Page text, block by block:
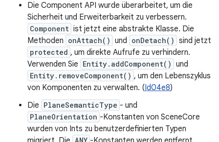
Die Component API wurde überarbeitet, um die
Sicherheit und Erweiterbarkeit zu verbessern.
Component ist jetzt eine abstrakte Klasse. Die
Methoden onAttach() und onDetach() sind jetzt
protected , um direkte Aufrufe zu verhindern.
Verwenden Sie Entity.addComponent() und
Entity.removeComponent() , um den Lebenszyklus
von Komponenten zu verwalten. (Id04e8)
Die PlaneSemanticType - und
PlaneOrientation -Konstanten von SceneCore
wurden von Ints zu benutzerdefinierten Typen